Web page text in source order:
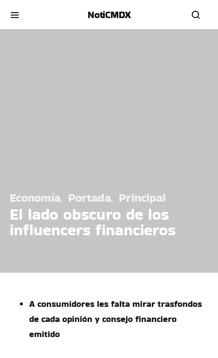
NotiCMDX
Economía Portada Principal
El lado obscuro de los
influencers financieros
A consumidores les falta mirar trasfondos
de cada opinión y consejo financiero
emitido